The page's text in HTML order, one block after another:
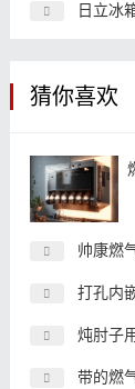
日立冰
猜你喜欢
帅康燃
打孔内
炖肘子
带的燃